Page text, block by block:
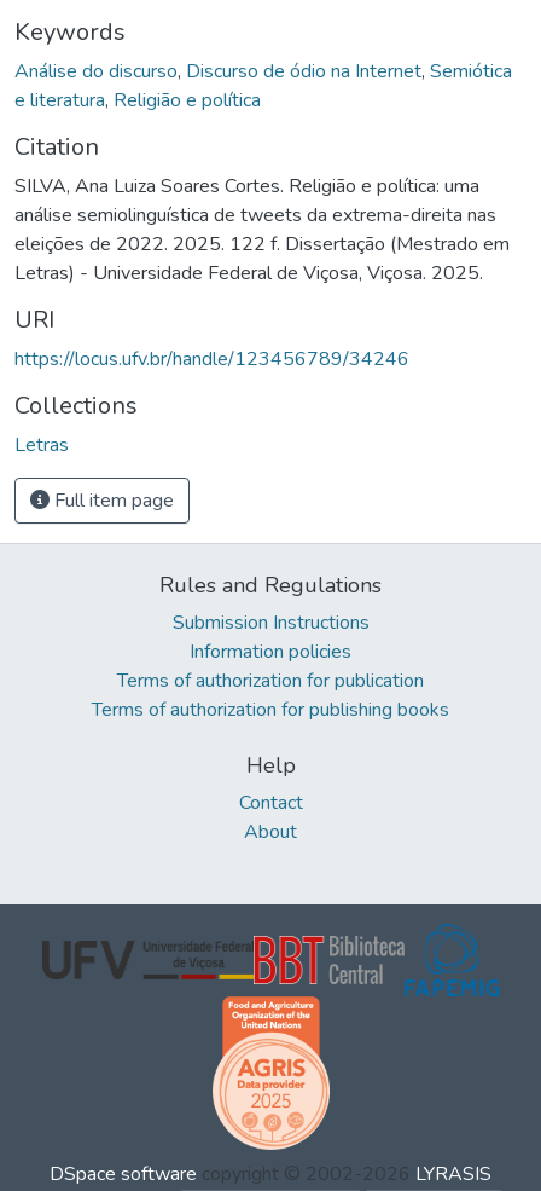
Keywords
Análise do discurso, Discurso de ódio na Internet, Semiótica
e literatura, Religião e política
Citation
SILVA, Ana Luiza Soares Cortes. Religião e política: uma
análise semiolinguística de tweets da extrema-direita nas
eleições de 2022. 2025. 122 f. Dissertação (Mestrado em
Letras) - Universidade Federal de Viçosa, Viçosa. 2025.
URI
https://locus.ufv.br/handle/123456789/34246
Collections
Letras
Full item page
Rules and Regulations
Submission Instructions
Information policies
Terms of authorization for publication
Terms of authorization for publishing books
Help
Contact
About
DSpace software copyright © 2002-2026 LYRASIS